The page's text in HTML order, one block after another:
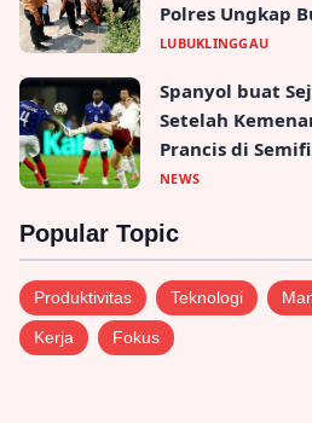
Polres Ungkap
LUBUKLINGGAU
Spanyol buat
Setelah
Prancis di
NEWS
Popular Topic
Produktivitas Teknologi
Kerja Fokus